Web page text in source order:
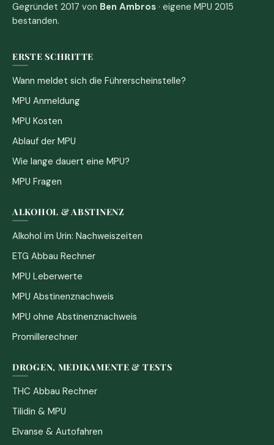
Gegründet 2017 von Ben Ambros · eigene MPU 2015
bestanden.
ERSTE SCHRITTE
Wann meldet sich die Führerscheinstelle?
MPU Anmeldung
MPU Kosten
Ablauf der MPU
Wie lange dauert eine MPU?
MPU Fragen
ALKOHOL & ABSTINENZ
Alkohol im Urin: Nachweiszeiten
ETG Abbau Rechner
MPU Leberwerte
MPU Abstinenznachweis
MPU ohne Abstinenznachweis
Promillerechner
DROGEN, MEDIKAMENTE & TESTS
THC Abbau Rechner
Tilidin & MPU
Elvanse & Autofahren